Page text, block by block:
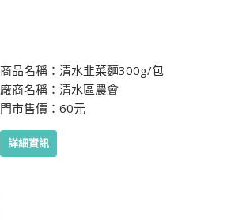
商品名稱：清水韭菜麵300g/包
廠商名稱：清水區農會
門市售價：60元
詳細資訊